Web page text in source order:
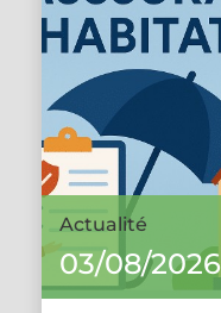
Actualité
03/08/2026